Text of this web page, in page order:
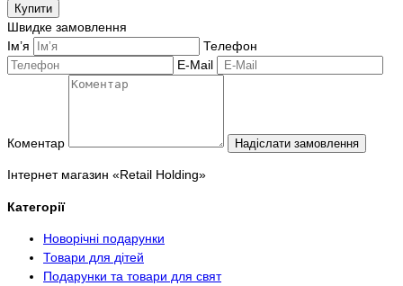
Купити
Швидке замовлення
Ім’я
Телефон
E-Mail
Коментар Надіслати замовлення
Інтернет магазин «Retail Holding»
Категорії
Новорічні подарунки
Товари для дітей
Подарунки та товари для свят